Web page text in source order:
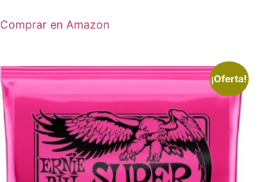
Comprar en Amazon
¡Oferta!